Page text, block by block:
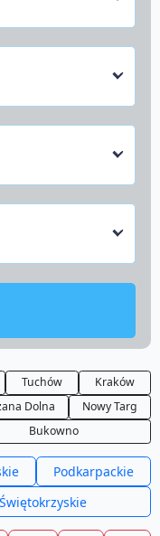
Tuchów
Kraków
Dolna
Nowy Targ
Bukowno
Podkarpackie
Świętokrzyskie